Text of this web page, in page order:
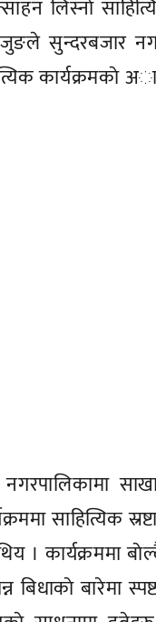
लिस्नाे
सुन्दरबजार
कार्यक्रमकाे
साहित्यिक
। कार्यक्रममा
बारेमा